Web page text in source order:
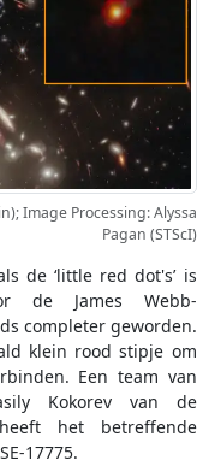
Image Processing: Alyssa
Pagan (STScI)
de ‘little red dot's’ is
de James Webb-
completer geworden.
klein rood stipje om
Een team van
Kokorev van de
het betreffende
17775.